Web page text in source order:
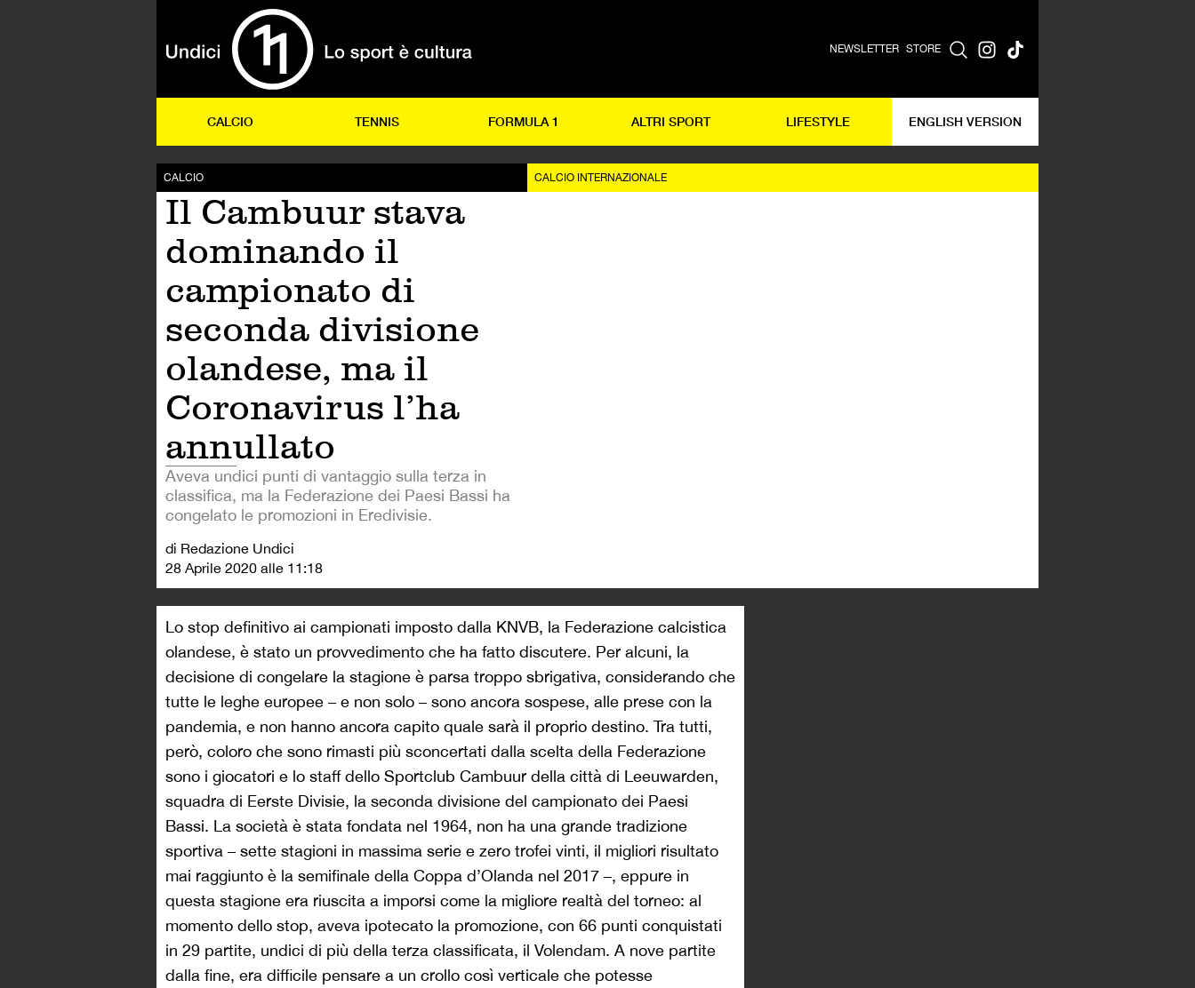
NEWSLETTER STORE
CALCIO TENNIS FORMULA 1 ALTRI SPORT LIFESTYLE ENGLISH VERSION
CALCIO
Il Cambuur stava
dominando il
campionato di
seconda divisione
olandese, ma il
Coronavirus l’ha
annullato
Aveva undici punti di vantaggio sulla terza in
classifica, ma la Federazione dei Paesi Bassi ha
congelato le promozioni in Eredivisie.
di Redazione Undici
28 Aprile 2020 alle 11:18
CALCIO INTERNAZIONALE
Lo stop definitivo ai campionati imposto dalla KNVB, la Federazione calcistica
olandese, è stato un provvedimento che ha fatto discutere. Per alcuni, la
decisione di congelare la stagione è parsa troppo sbrigativa, considerando che
tutte le leghe europee – e non solo – sono ancora sospese, alle prese con la
pandemia, e non hanno ancora capito quale sarà il proprio destino. Tra tutti,
però, coloro che sono rimasti più sconcertati dalla scelta della Federazione
sono i giocatori e lo staff dello Sportclub Cambuur della città di Leeuwarden,
squadra di Eerste Divisie, la seconda divisione del campionato dei Paesi
Bassi. La società è stata fondata nel 1964, non ha una grande tradizione
sportiva – sette stagioni in massima serie e zero trofei vinti, il migliori risultato
mai raggiunto è la semifinale della Coppa d’Olanda nel 2017 –, eppure in
questa stagione era riuscita a imporsi come la migliore realtà del torneo: al
momento dello stop, aveva ipotecato la promozione, con 66 punti conquistati
in 29 partite, undici di più della terza classificata, il Volendam. A nove partite
dalla fine, era difficile pensare a un crollo così verticale che potesse